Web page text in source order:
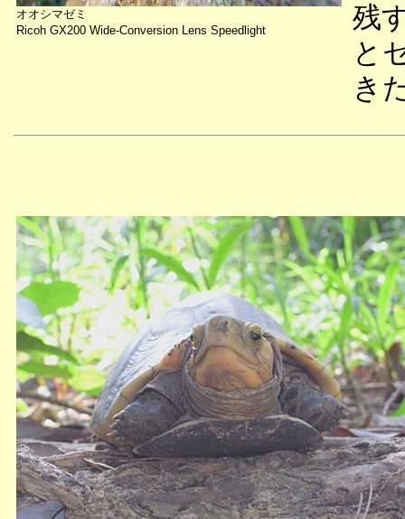
オオシマゼミ
Ricoh GX200 Wide-Conversion Lens Speedlight
残
と
き